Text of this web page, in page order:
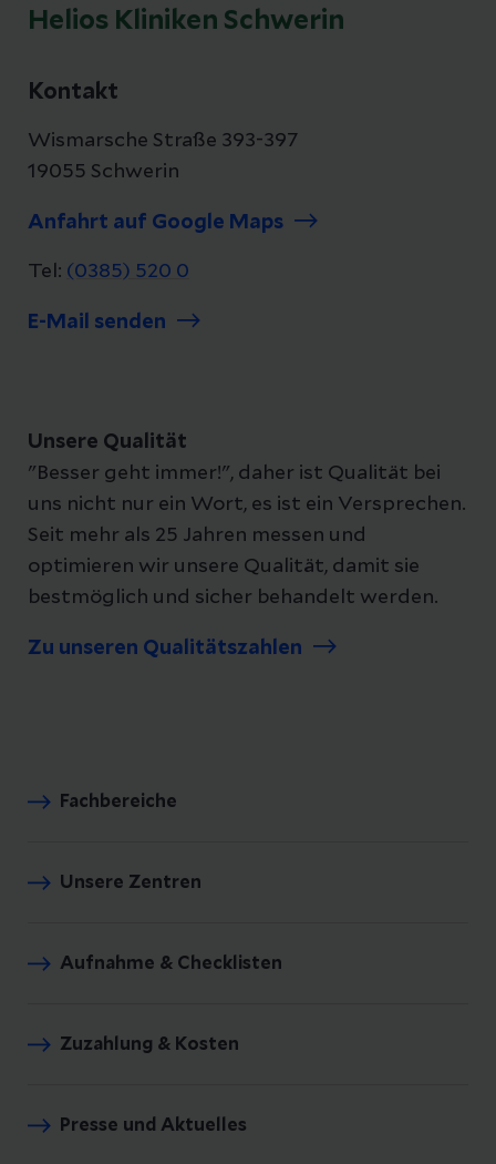
Helios Kliniken Schwerin
Kontakt
Wismarsche Straße 393-397
19055 Schwerin
Anfahrt auf Google Maps
Tel: (0385) 520 0
E-Mail senden
Unsere Qualität
"Besser geht immer!", daher ist Qualität bei
uns nicht nur ein Wort, es ist ein Versprechen.
Seit mehr als 25 Jahren messen und
optimieren wir unsere Qualität, damit sie
bestmöglich und sicher behandelt werden.
Zu unseren Qualitätszahlen
Fachbereiche
Unsere Zentren
Aufnahme & Checklisten
Zuzahlung & Kosten
Presse und Aktuelles